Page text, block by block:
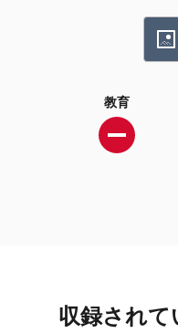
教育
収録されて